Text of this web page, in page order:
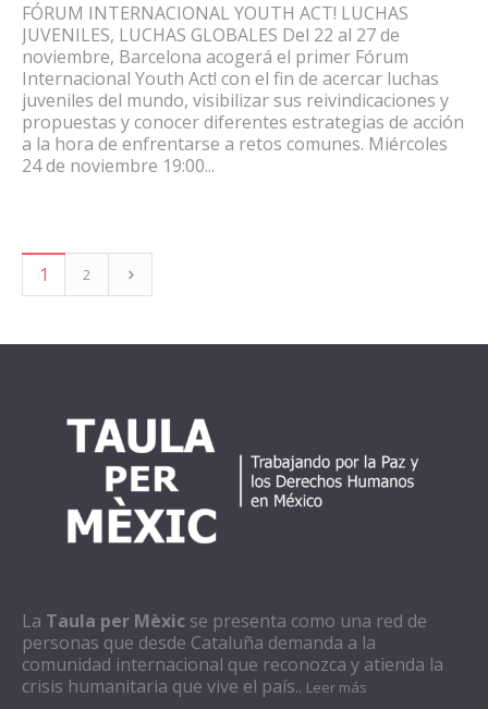
FÓRUM INTERNACIONAL YOUTH ACT! LUCHAS
JUVENILES, LUCHAS GLOBALES Del 22 al 27 de
noviembre, Barcelona acogerá el primer Fórum
Internacional Youth Act! con el fin de acercar luchas
juveniles del mundo, visibilizar sus reivindicaciones y
propuestas y conocer diferentes estrategias de acción
a la hora de enfrentarse a retos comunes. Miércoles
24 de noviembre 19:00...
1 2
La Taula per Mèxic se presenta como una red de
personas que desde Cataluña demanda a la
comunidad internacional que reconozca y atienda la
crisis humanitaria que vive el país.. Leer más